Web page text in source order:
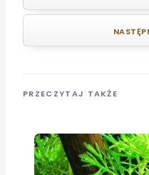
PRZECZYTAJ TAKŻE